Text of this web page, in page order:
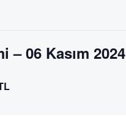
– 06 Kasım 2024